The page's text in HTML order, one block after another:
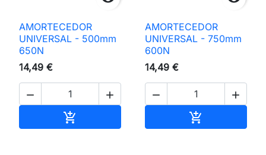
AMORTECEDOR
UNIVERSAL - 500mm
650N
14,49 €
 

AMORTECEDOR
UNIVERSAL - 750mm
600N
14,49 €
 
